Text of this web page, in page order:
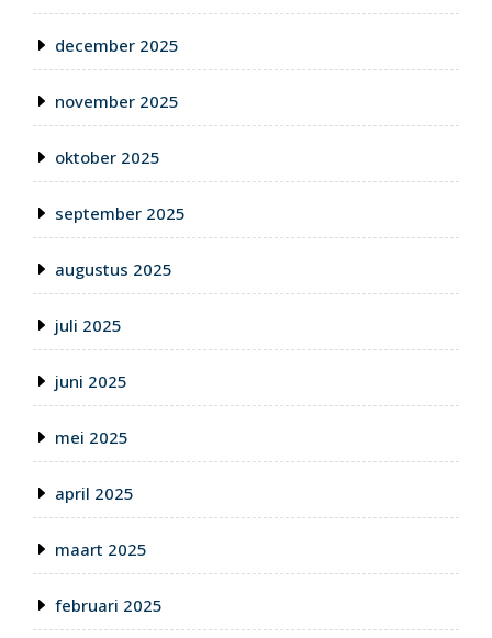
december 2025
november 2025
oktober 2025
september 2025
augustus 2025
juli 2025
juni 2025
mei 2025
april 2025
maart 2025
februari 2025